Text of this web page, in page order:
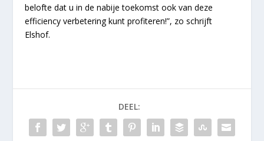
belofte dat u in de nabije toekomst ook van deze
efficiency verbetering kunt profiteren!”, zo schrijft
Elshof.
DEEL: